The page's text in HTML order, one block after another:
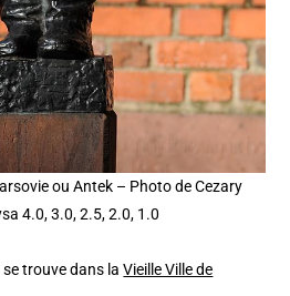
ou Antek – Photo de Cezary
4.0, 3.0, 2.5, 2.0, 1.0
se trouve dans laVieille Ville de